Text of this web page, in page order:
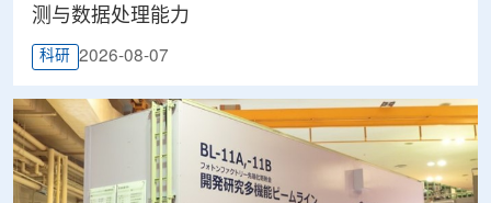
测与数据处理能力
科研 2026-08-07